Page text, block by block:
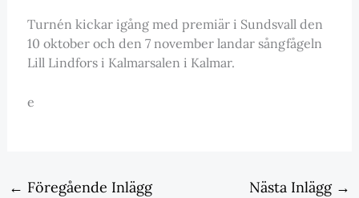
Turnén kickar igång med premiär i Sundsvall den
10 oktober och den 7 november landar sångfågeln
Lill Lindfors i Kalmarsalen i Kalmar.
e
← Föregående Inlägg Nästa Inlägg →